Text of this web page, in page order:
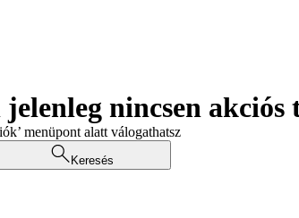
nincsen akciós
menüpont alatt válogathatsz
Keresés